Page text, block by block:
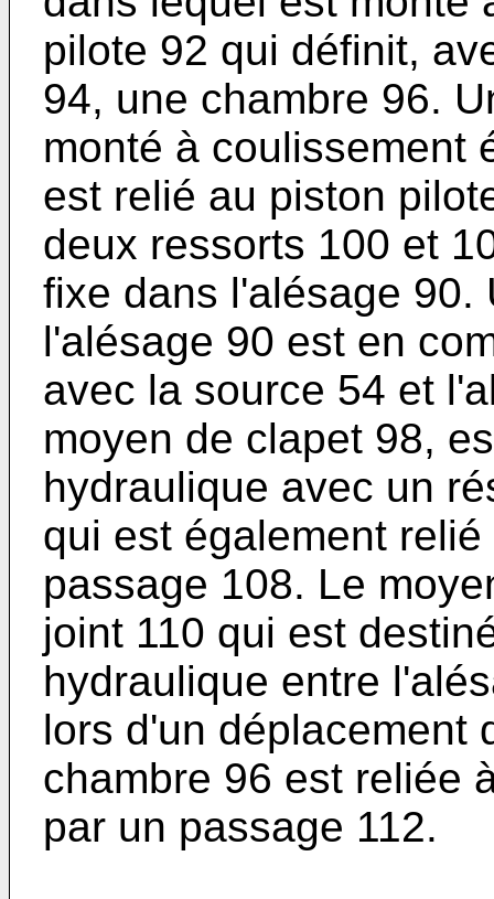
pilote 92 qui définit,
94, une chambre 96.
monté à coulissement
est relié au piston
deux ressorts 100 et
fixe dans l'alésage 90.
l'alésage 90 est en
avec la source 54 et
moyen de clapet 98,
hydraulique avec un
qui est également
passage 108. Le
joint 110 qui est
hydraulique entre
lors d'un déplacement
chambre 96 est reliée
par un passage 112.